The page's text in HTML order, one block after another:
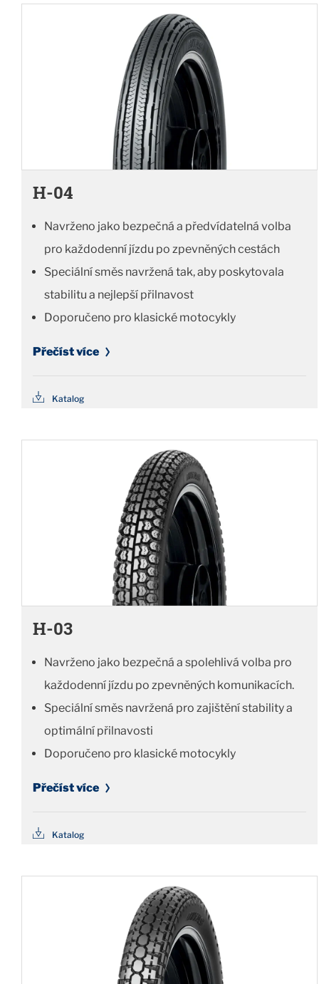
H-04
Navrženo jako bezpečná a předvídatelná volba
pro každodenní jízdu po zpevněných cestách
Speciální směs navržená tak, aby poskytovala
stabilitu a nejlepší přilnavost
Doporučeno pro klasické motocykly
Přečíst více
Katalog
H-03
Navrženo jako bezpečná a spolehlivá volba pro
každodenní jízdu po zpevněných komunikacích.
Speciální směs navržená pro zajištění stability a
optimální přilnavosti
Doporučeno pro klasické motocykly
Přečíst více
Katalog